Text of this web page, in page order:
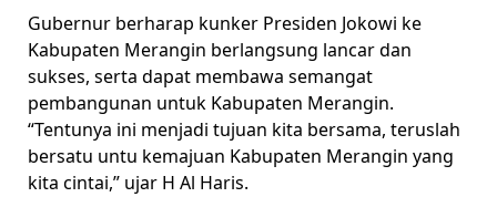
Gubernur berharap kunker Presiden Jokowi ke
Kabupaten Merangin berlangsung lancar dan
sukses, serta dapat membawa semangat
pembangunan untuk Kabupaten Merangin.
“Tentunya ini menjadi tujuan kita bersama, teruslah
bersatu untu kemajuan Kabupaten Merangin yang
kita cintai,” ujar H Al Haris.